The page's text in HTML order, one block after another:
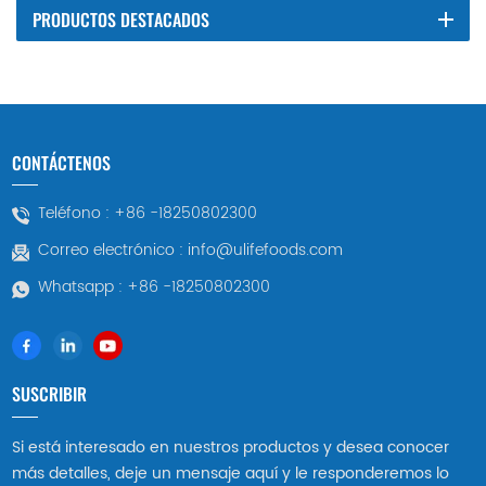
PRODUCTOS DESTACADOS
CONTÁCTENOS
Teléfono : +86 -18250802300
Correo electrónico : info@ulifefoods.com
Whatsapp : +86 -18250802300
SUSCRIBIR
Si está interesado en nuestros productos y desea conocer
más detalles, deje un mensaje aquí y le responderemos lo